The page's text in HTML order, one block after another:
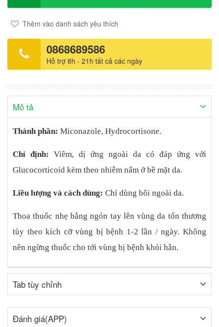
Thêm vào danh sách yêu thích
0868689586
Hỗ trợ 8h - 21h tất cả các ngày
Mô tả
Thành phần: Miconazole, Hydrocortisone.
Chỉ định:
Viêm, dị ứng ngoài da có đáp ứng với
Glucocorticoid kèm theo nhiễm nấm ở bề mặt da.
Liều lượng và cách dùng: Chỉ dùng bôi ngoài da.
Thoa thuốc nhẹ bằng ngón tay lên vùng da tổn thương
tùy theo kích cỡ vùng bị bệnh 1-2 lần / ngày. Không
nên ngừng thuốc cho tới vùng bị bệnh khỏi hẳn.
Tab tùy chỉnh
Đánh giá(APP)